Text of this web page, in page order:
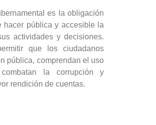
es la obligación
hacer pública y accesible la
actividades y decisiones.
que los ciudadanos
pública, comprendan el uso
la corrupción y
rendición de cuentas.